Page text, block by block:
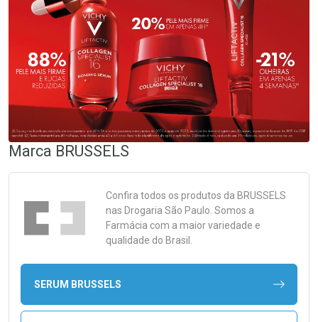
Marca BRUSSELS
Confira todos os produtos da BRUSSELS
nas Drogaria São Paulo. Somos a
Farmácia com a maior variedade e
qualidade do Brasil.
SERUM BRUSSELS